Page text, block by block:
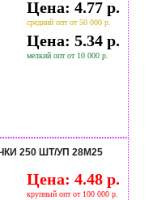
Цена: 4.77 р.
средний опт от 50 000 р.
Цена: 5.34 р.
мелкий опт от 10 000 р.
250 ШТ/УП 28M25
Цена: 4.48 р.
крупный опт от 100 000 р.